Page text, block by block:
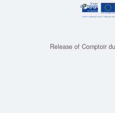
Release of Comptoir